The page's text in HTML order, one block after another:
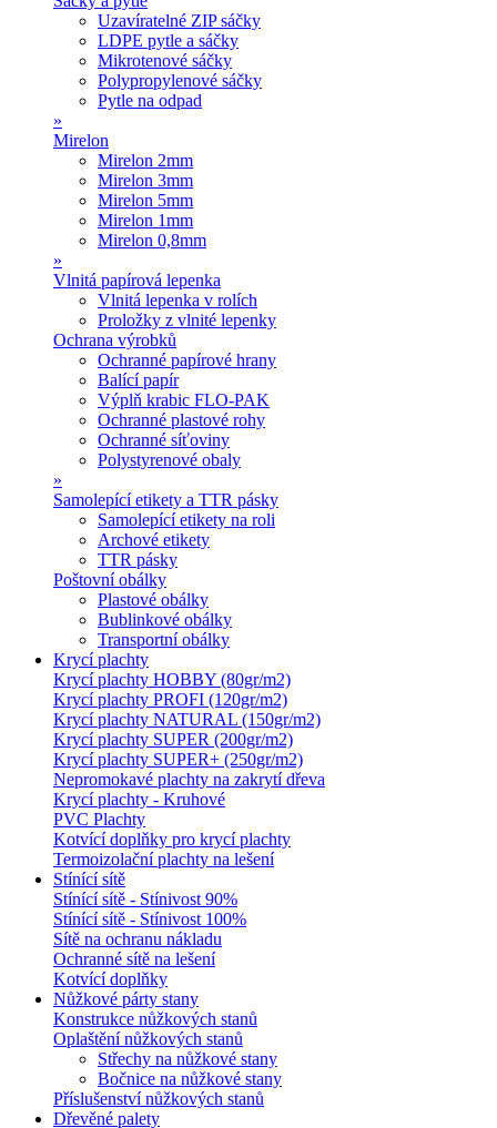
Uzavíratelné ZIP sáčky
LDPE pytle a sáčky
Mikrotenové sáčky
Polypropylenové sáčky
Pytle na odpad
»
Mirelon
Mirelon 2mm
Mirelon 3mm
Mirelon 5mm
Mirelon 1mm
Mirelon 0,8mm
»
Vlnitá papírová lepenka
Vlnitá lepenka v rolích
Proložky z vlnité lepenky
Ochrana výrobků
Ochranné papírové hrany
Balící papír
Výplň krabic FLO-PAK
Ochranné plastové rohy
Ochranné síťoviny
Polystyrenové obaly
»
Samolepící etikety a TTR pásky
Samolepící etikety na roli
Archové etikety
TTR pásky
Poštovní obálky
Plastové obálky
Bublinkové obálky
Transportní obálky
Krycí plachty
Krycí plachty HOBBY (80gr/m2)
Krycí plachty PROFI (120gr/m2)
Krycí plachty NATURAL (150gr/m2)
Krycí plachty SUPER (200gr/m2)
Krycí plachty SUPER+ (250gr/m2)
Nepromokavé plachty na zakrytí dřeva
Krycí plachty - Kruhové
PVC Plachty
Kotvící doplňky pro krycí plachty
Termoizolační plachty na lešení
Stínící sítě
Stínící sítě - Stínivost 90%
Stínící sítě - Stínivost 100%
Sítě na ochranu nákladu
Ochranné sítě na lešení
Kotvící doplňky
Nůžkové párty stany
Konstrukce nůžkových stanů
Oplaštění nůžkových stanů
Střechy na nůžkové stany
Bočnice na nůžkové stany
Příslušenství nůžkových stanů
Dřevěné palety